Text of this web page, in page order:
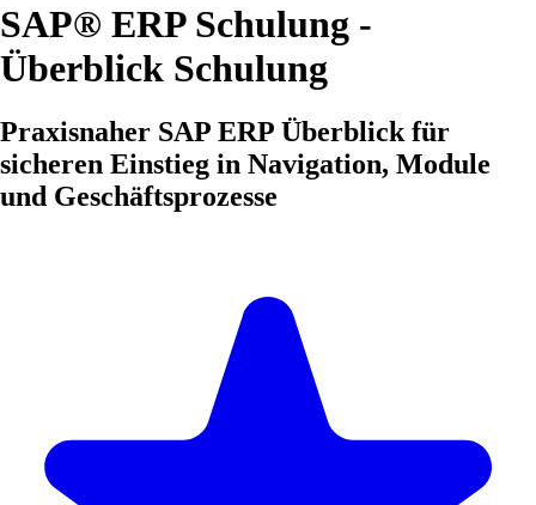
SAP® ERP Schulung -
Überblick Schulung
Praxisnaher SAP ERP Überblick für
sicheren Einstieg in Navigation, Module
und Geschäftsprozesse